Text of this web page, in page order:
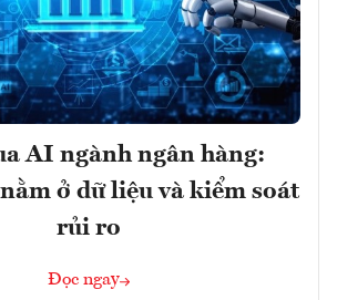
AI ngành ngân hàng:
ở dữ liệu và kiểm soát
rủi ro
Đọc ngay